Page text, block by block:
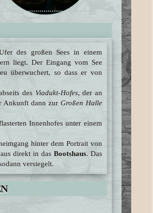
des großen Sees in einem
liegt. Der Eingang vom See
überwuchert, so dass er von
des Viadukt-Hofes, der an
Ankunft dann zur Großen Halle
Innenhofes unter einem
hinter dem Portrait von
direkt in das Bootshaus. Das
versiegelt.